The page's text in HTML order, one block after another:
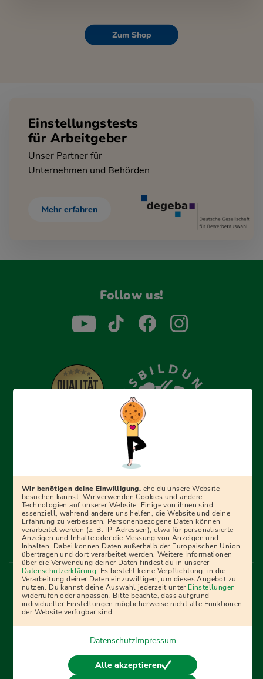
Zum Shop
Einstellungstests
für Arbeitgeber
Unser Partner für
Unternehmen und Behörden
Mehr erfahren
Follow us!
Erfolgreich bewerben mit Ausbildungspark: Wir
begleiten dich Schritt für Schritt bei deinem Start in den
Ratgebern und Prüfungspaketen, interaktiven
Videokursen und vielem mehr. Für alle, die was werden
wollen!
Menü Fußleiste
Impressum Bildquellen Presse
Mediadaten
Partner
AGB Datenschutz
Widerrufsbelehrung
Bestellung
Affiliate Partner Cookies
Vertrag widerrufen
Wir benötigen deine Einwilligung, ehe du unsere Website
besuchen kannst. Wir verwenden Cookies und andere
Technologien auf unserer Website. Einige von ihnen sind
essenziell, während andere uns helfen, die Website und deine
Erfahrung zu verbessern. Personenbezogene Daten können
verarbeitet werden (z. B. IP-Adressen), etwa für personalisierte
Anzeigen und Inhalte oder die Messung von Anzeigen und
Inhalten. Dabei können Daten außerhalb der Europäischen Union
übertragen und dort verarbeitet werden. Weitere Informationen
über die Verwendung deiner Daten findest du in unserer
Datenschutzerklärung. Es besteht keine Verpflichtung, in die
Verarbeitung deiner Daten einzuwilligen, um dieses Angebot zu
nutzen. Du kannst deine Auswahl jederzeit unter Einstellungen
widerrufen oder anpassen. Bitte beachte, dass aufgrund
individueller Einstellungen möglicherweise nicht alle Funktionen
der Website verfügbar sind.
DatenschutzImpressum
Alle akzeptieren